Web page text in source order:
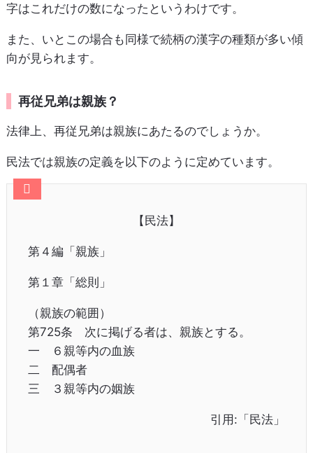
字はこれだけの数になったというわけです。
また、いとこの場合も同様で続柄の漢字の種類が多い傾
向が見られます。
再従兄弟は親族？
法律上、再従兄弟は親族にあたるのでしょうか。
民法では親族の定義を以下のように定めています。
【民法】
第４編「親族」
第１章「総則」
（親族の範囲）
第725条 次に掲げる者は、親族とする。
一 ６親等内の血族
二 配偶者
三 ３親等内の姻族
引用:「民法」